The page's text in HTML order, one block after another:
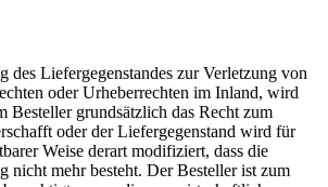
des Liefergegenstandes zur Verletzung von
oder Urheberrechten im Inland, wird
Besteller grundsätzlich das Recht zum
oder der Liefergegenstand wird für
Weise derart modifiziert, dass die
nicht mehr besteht. Der Besteller ist zum